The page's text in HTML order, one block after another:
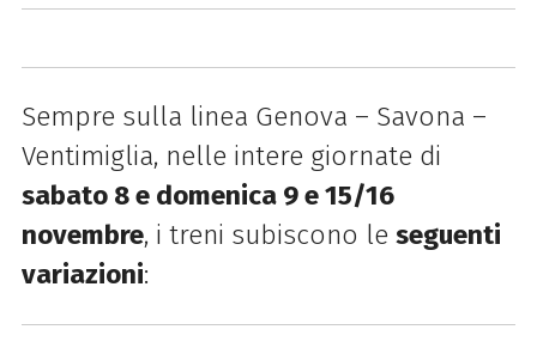
Sempre sulla linea Genova – Savona –
Ventimiglia, nelle intere giornate di
sabato 8 e domenica 9 e 15/16
novembre, i treni subiscono le seguenti
variazioni: